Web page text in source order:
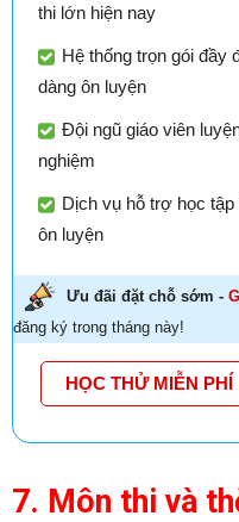
thi lớn hiện nay
Hệ thống trọn gói đầy
dàng ôn luyện
Đội ngũ giáo viên
nghiệm
Dịch vụ hỗ trợ học
ôn luyện
Ưu đãi đặt chỗ sớm -
đăng ký trong tháng này!
HỌC THỬ MIỄN PHÍ
7. Môn thi và